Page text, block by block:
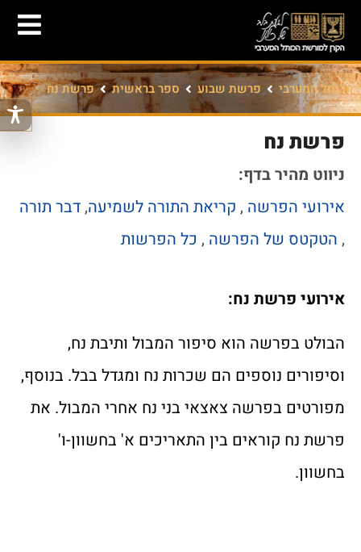
הכותל המערבי פרשת שבוע ספר בראשית פרשת נח
פרשת נח
ניווט מהיר בדף:
אירועי הפרשה , קריאת התורה לשמיעה,דבר תורה
, הטקטס של הפרשה , כל הפרשות
אירועי פרשת נח:
הבולט בפרשה הוא סיפור המבול ותיבת נח,
וסיפורים נוספים הם שכרות נח ומגדל בבל. בנוסף,
מפורטים בפרשה צאצאי בני נח אחרי המבול. את
פרשת נח קוראים בין התאריכים א' בחשוון-ו'
בחשוון.